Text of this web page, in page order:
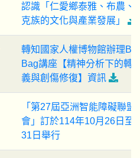
認識「仁愛鄉泰雅、布農、
克族的文化與產業發展」
轉知國家人權博物館辦理
Bag講座【精神分析下的轉
義與創傷修復】資訊
「第27屆亞洲智能障礙聯盟
會」訂於114年10月26日至
31日舉行